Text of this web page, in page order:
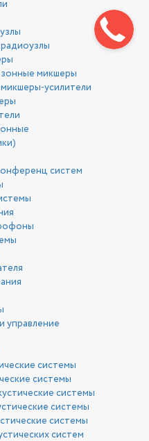
микшеры
усилители
систем
управление
системы
системы
системы
системы
системы
систем